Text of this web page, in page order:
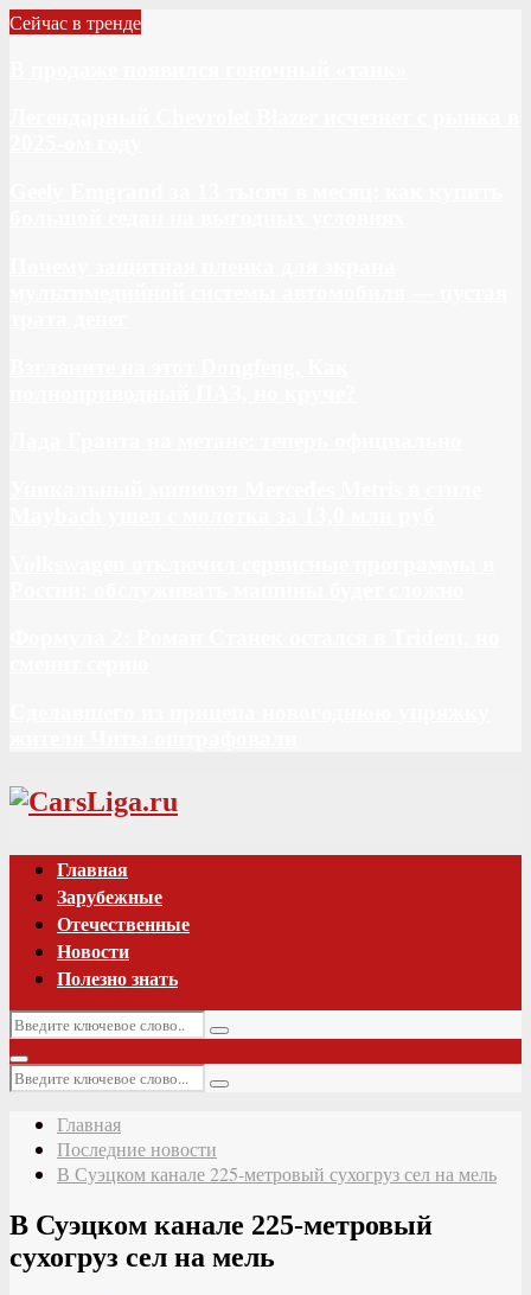
Сейчас в тренде
Vk
Главная
Зарубежные
Отечественные
Новости
Полезно знать
Искать:
Поиск
Основное
меню
Искать:
Поиск
Главная
Последние новости
В Суэцком канале 225-метровый сухогруз сел на мель
В Суэцком канале 225-метровый
сухогруз сел на мель